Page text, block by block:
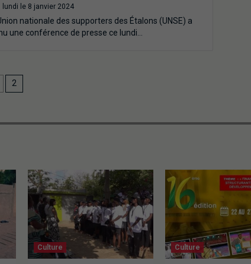
lundi le 8 janvier 2024
nationale des supporters des Étalons (UNSE) a
une conférence de presse ce lundi…
2
Culture Culture